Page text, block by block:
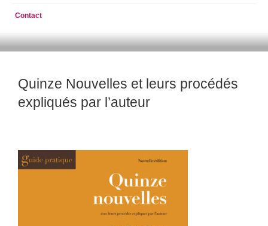
Contact
ECRIRE AUJOURD'HUI
Quinze Nouvelles et leurs procédés
expliqués par l’auteur